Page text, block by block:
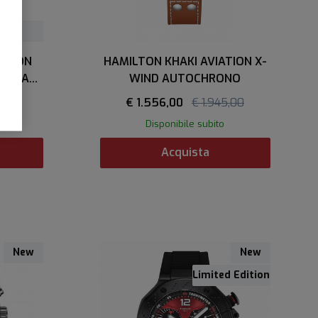
HAMILTON KHAKI AVIATION X-
WIND AUTOCHRONO
€ 1.556,00
€ 1.945,00
Disponibile subito
Acquista
New
Limited Edition
New